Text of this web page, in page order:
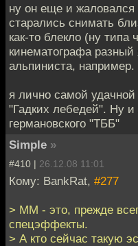
ну он еще и жаловался
старались снимать
как-то блекло (ну типа
кинематографа
альпиниста, например.
я лично самой
"Гадких лебедей". Ну и
германовского "ТББ"
Simple »
#410 | 26.12.08 11:01
Кому: BankRat, #277
> ММ - это, прежде
спецэффекты.
> А кто сейчас такую